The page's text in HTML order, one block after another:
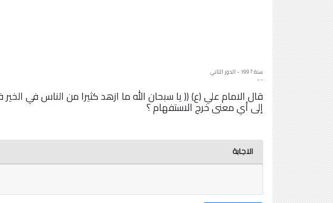
سنة: 1997 - الدور الثاني
- -
قال الامام علي (ع) (( يا سبحان الله ما ازهد كثيرا من الناس في
إلى أي معنى خرج الاستفهام ؟
الاجابة